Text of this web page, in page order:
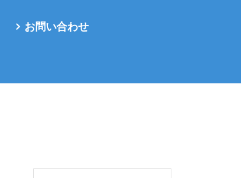
お問い合わせ